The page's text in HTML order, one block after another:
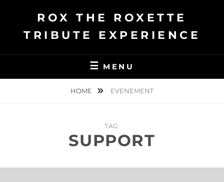
ROX THE ROXETTE
TRIBUTE EXPERIENCE
MENU
HOME EVENEMENT
TAG:
SUPPORT